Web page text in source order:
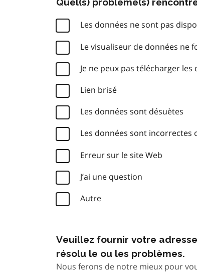
Les données ne sont pas
Le visualiseur de données ne
Je ne peux pas télécharger les
Lien brisé
Les données sont désuètes
Les données sont incorrectes
Erreur sur le site Web
J’ai une question
Autre
Veuillez fournir votre
résolu le ou les problèmes.
Nous ferons de notre mieux pour